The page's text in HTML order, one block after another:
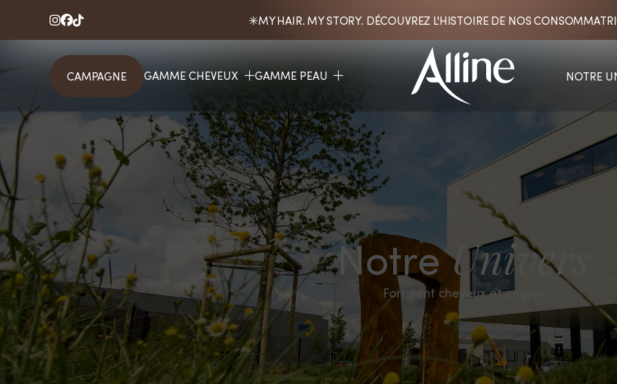
 MY HAIR. MY STORY. DÉCOUVREZ L'HISTOIRE DE NOS
CAMPAGNE GAMME CHEVEUX GAMME PEAU NOTRE
NotreUnivers
Fortifiant cheveux et ongles